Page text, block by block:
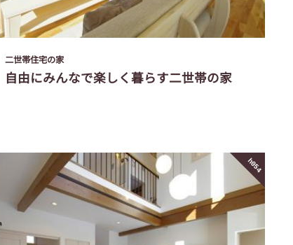
二世帯住宅の家
自由にみんなで楽しく暮らす二世帯の家
h054